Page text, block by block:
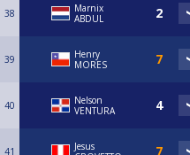
38
Marnix
ABDUL
39
Henry
MORES
40
Nelson
VENTURA
41
Jesus